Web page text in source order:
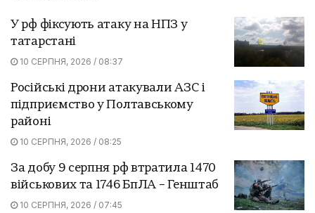
У рф фіксують атаку на НПЗ у
татарстані
10 СЕРПНЯ, 2026 / 08:37
Російські дрони атакували АЗС і
підприємство у Полтавському
районі
10 СЕРПНЯ, 2026 / 08:25
За добу 9 серпня рф втратила 1470
військових та 1746 БпЛА – Генштаб
10 СЕРПНЯ, 2026 / 07:45